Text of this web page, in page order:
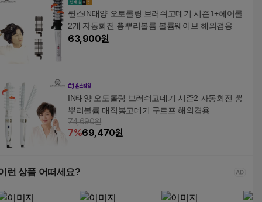
퀸스IN태양 오토롤링 브러쉬고데기 시즌1+헤어롤
2개 자동회전 뽕뿌리볼륨 볼륨웨이브 해외겸용
63,900원
IN태양 오토롤링 브러쉬고데기 시즌2 자동회전 뽕
뿌리볼륨 매직봉고데기 구르프 해외겸용
74,690원
7%69,470원
런 상품 어떠세요?